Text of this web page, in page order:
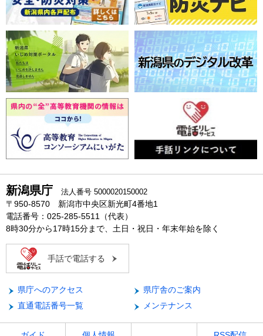
新潟県庁 法人番号 5000020150002
〒950-8570 新潟市中央区新光町4番地1
電話番号：025-285-5511（代表）
8時30分から17時15分まで、土日・祝日・年末年始を除く
手話で電話する
県庁へのアクセス
県庁舎のご案内
直通電話番号一覧
メンテナンス